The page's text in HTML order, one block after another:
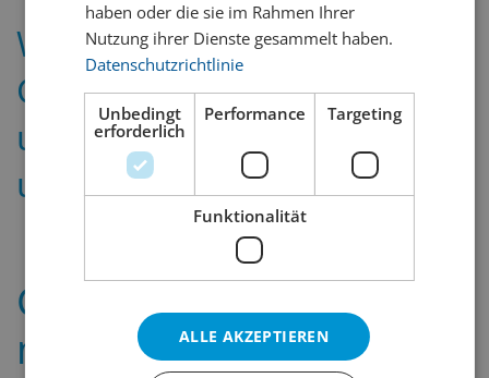
Cider – so viel mehr als
nur «Apfelgetränk»
Weitere
Geschenkmöglichkeiten
und Varianten finden Sie in
unseren Filialen.
haben oder die sie im Rahmen Ihrer
Nutzung ihrer Dienste gesammelt haben.
Datenschutzrichtlinie
Unbedingt
erforderlich
Performance Targeting
Funktionalität
ALLE AKZEPTIEREN